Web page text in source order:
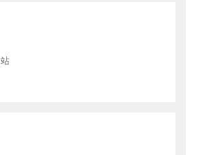
站